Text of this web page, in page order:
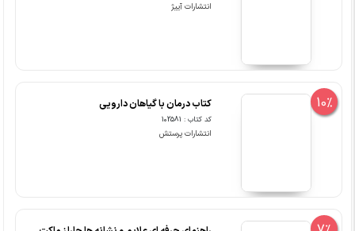
انتشارات آییژ
10% کتاب درمان با گیاهان دارویی
کد کتاب : 102581
انتشارات پرستش